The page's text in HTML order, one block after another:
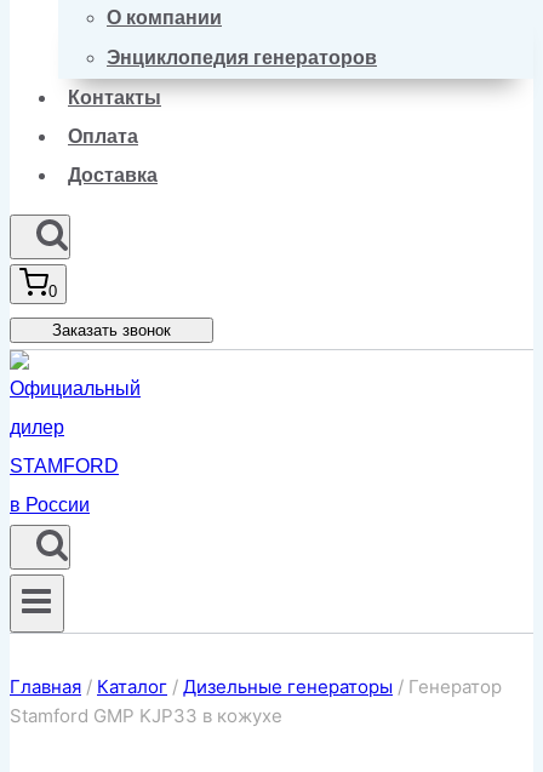
О компании
Энциклопедия генераторов
Контакты
Оплата
Доставка
0
Заказать звонок
Главная / Каталог / Дизельные генераторы / Генератор
Stamford GMP KJP33 в кожухе